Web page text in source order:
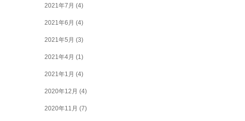
2021年7月 (4)
2021年6月 (4)
2021年5月 (3)
2021年4月 (1)
2021年1月 (4)
2020年12月 (4)
2020年11月 (7)